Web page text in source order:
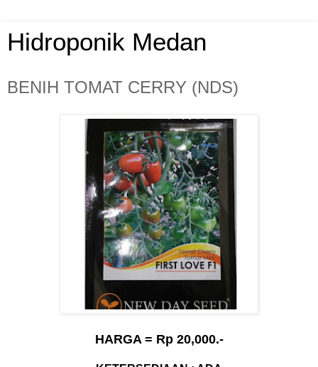
Hidroponik Medan
BENIH TOMAT CERRY (NDS)
HARGA = Rp 20,000.-